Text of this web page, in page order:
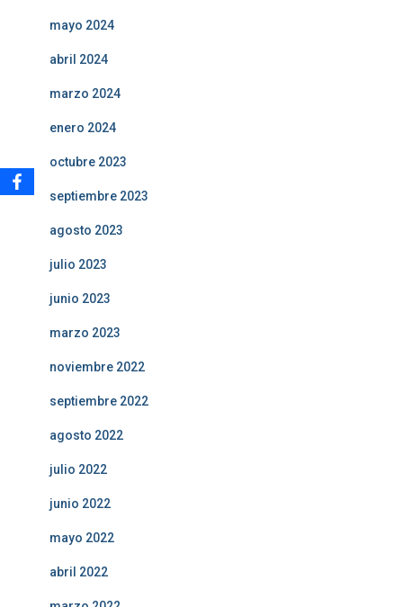
mayo 2024
abril 2024
marzo 2024
enero 2024
octubre 2023
septiembre 2023
agosto 2023
julio 2023
junio 2023
marzo 2023
noviembre 2022
septiembre 2022
agosto 2022
julio 2022
junio 2022
mayo 2022
abril 2022